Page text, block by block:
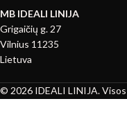
MB IDEALI LINIJA
Grigaičių g. 27
Vilnius 11235
Lietuva
© 2026 IDEALI LINIJA.